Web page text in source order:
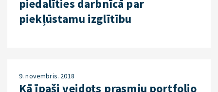
piedalīties darbnīcā par
piekļūstamu izglītību
9. novembris. 2018
Kā īpaši veidots prasmju portfolio